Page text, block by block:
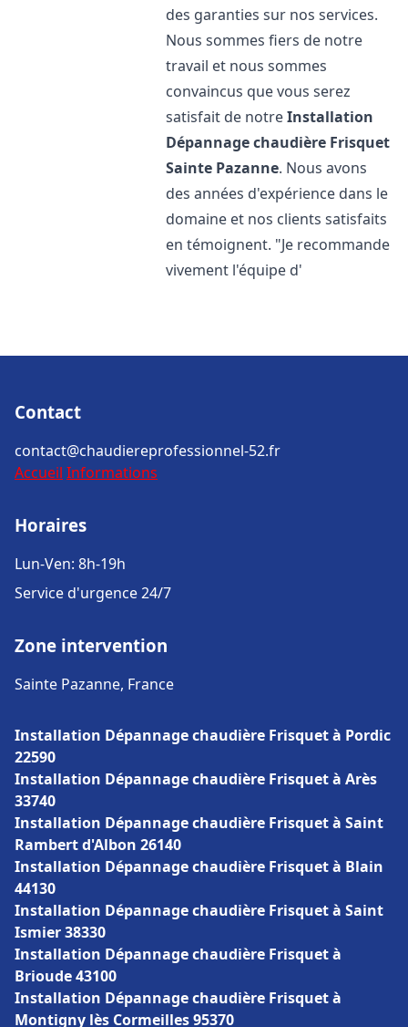
des garanties sur nos services.
Nous sommes fiers de notre
travail et nous sommes
convaincus que vous serez
satisfait de notreInstallation
Dépannage chaudière Frisquet
Sainte Pazanne. Nous avons
des années d'expérience dans le
domaine et nos clients satisfaits
en témoignent. "Je recommande
vivement l'équipe d'
Contact
contact@chaudiereprofessionnel-52.fr
Accueil Informations
Horaires
Lun-Ven: 8h-19h
Service d'urgence 24/7
Zone intervention
Sainte Pazanne, France
Installation Dépannage chaudière Frisquet à Pordic
22590
Installation Dépannage chaudière Frisquet à Arès
33740
Installation Dépannage chaudière Frisquet à Saint
Rambert d'Albon 26140
Installation Dépannage chaudière Frisquet à Blain
44130
Installation Dépannage chaudière Frisquet à Saint
Ismier 38330
Installation Dépannage chaudière Frisquet à
Brioude 43100
Installation Dépannage chaudière Frisquet à
Montigny lès Cormeilles 95370